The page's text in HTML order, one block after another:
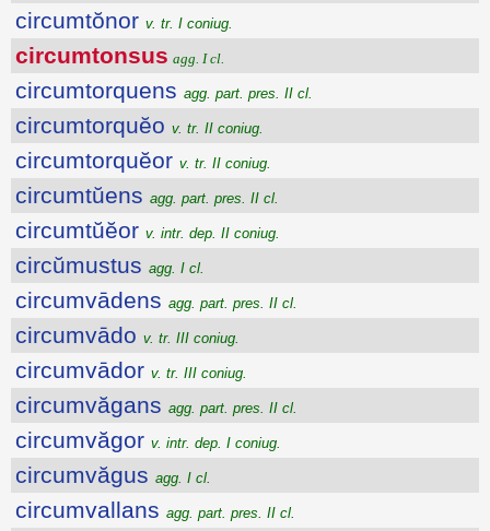
circumtŏnor v. tr. I coniug.
circumtonsus agg. I cl.
circumtorquens agg. part. pres. II cl.
circumtorquĕo v. tr. II coniug.
circumtorquĕor v. tr. II coniug.
circumtŭens agg. part. pres. II cl.
circumtŭĕor v. intr. dep. II coniug.
circŭmustus agg. I cl.
circumvādens agg. part. pres. II cl.
circumvādo v. tr. III coniug.
circumvādor v. tr. III coniug.
circumvăgans agg. part. pres. II cl.
circumvăgor v. intr. dep. I coniug.
circumvăgus agg. I cl.
circumvallans agg. part. pres. II cl.